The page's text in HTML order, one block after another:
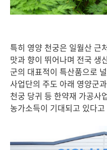
특히 영양 천궁은 일월산 근
맛과 향이 뛰어나며 전국 생
군의 대표적이 특산품으로
사업단의 주도 아래 영양군
천궁 당귀 등 한약재 가공사
농가소득이 기대되고 있다